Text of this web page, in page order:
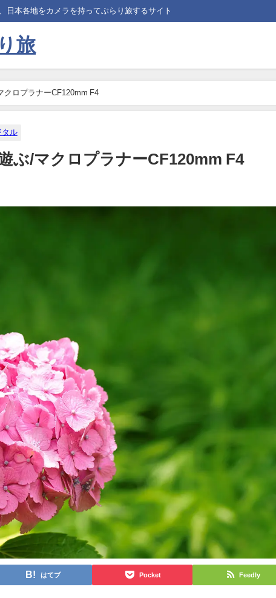
日本各地をカメラを持ってぶらり旅するサイト
旅
クロプラナーCF120mm F4
タル
ぶ/マクロプラナーCF120mm F4
はてブ Pocket Feedly